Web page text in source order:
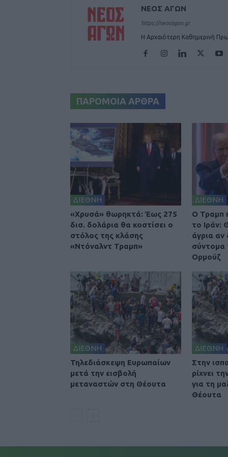
ΝΕΟΣ ΑΓΩΝ
https://neosagon.gr
Η Αρχαιότερη Καθημερινή
ΠΑΡΟΜΟΙΑ ΑΡΘΡΑ
ΔΙΕΘΝΗ
«Χρυσά» θωρηκτά: Έως 275
δισ. δολάρια θα κοστίσει ο
στόλος της κλάσης
«Ντόναλντ Τραμπ»
ΔΙΕΘΝΗ
O Τραμπ
το Ιράν:
άγρια αν
σύντομα
Ορμούζ
ΔΙΕΘΝΗ
Τηλεδιάσκεψη Ευρωπαίων
μετά την εισβολή
μεταναστών στη Θέουτα
ΔΙΕΘΝΗ
Στην
ρίχνει
για τη
Θέουτα